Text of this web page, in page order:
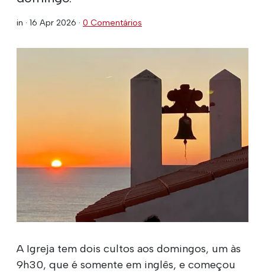
in · 16 Apr 2026 · 0 Comentários
A Igreja tem dois cultos aos domingos, um às
9h30, que é somente em inglês, e começou